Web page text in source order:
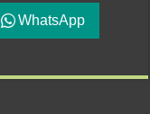
WhatsApp